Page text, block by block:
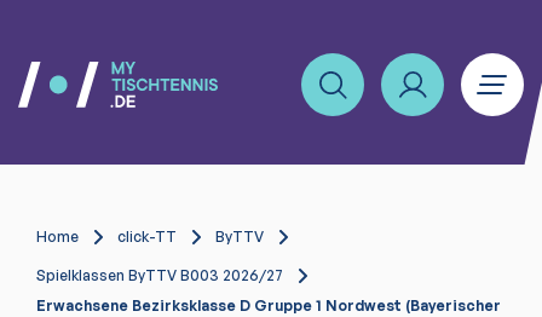
Home click-TT ByTTV
Spielklassen ByTTV B003 2026/27
Erwachsene Bezirksklasse D Gruppe 1 Nordwest (Bayerischer